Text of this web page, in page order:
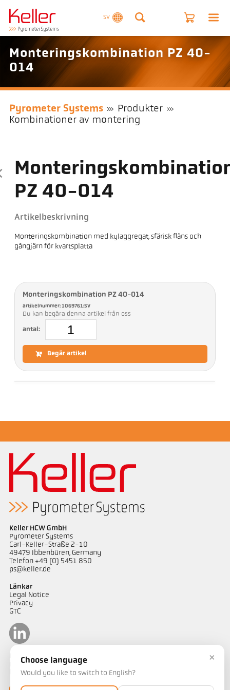
SV
Monteringskombination PZ 40-
014
Pyrometer Systems
Produkter
Kombinationer av montering
PZ 40-014
Artikelbeskrivning
Monteringskombination med kylaggregat, sfärisk fläns och
gångjärn för kvartsplatta
Monteringskombination PZ 40-014
artikelnummer: 1069761:SV
Du kan begära denna artikel från oss
antal:
Begär artikel
Keller HCW GmbH
Pyrometer Systems
Carl-Keller-Straße 2-10
49479 Ibbenbüren, Germany
Telefon +49 (0) 5451 850
ps@keller.de
Länkar
Legal Notice
Privacy
GTC
Kontakt
Har du frågor om våra temperaturmätningslösningar? Vårt team
hjälper dig gärna.
×
Choose language
Would you like to switch to English?